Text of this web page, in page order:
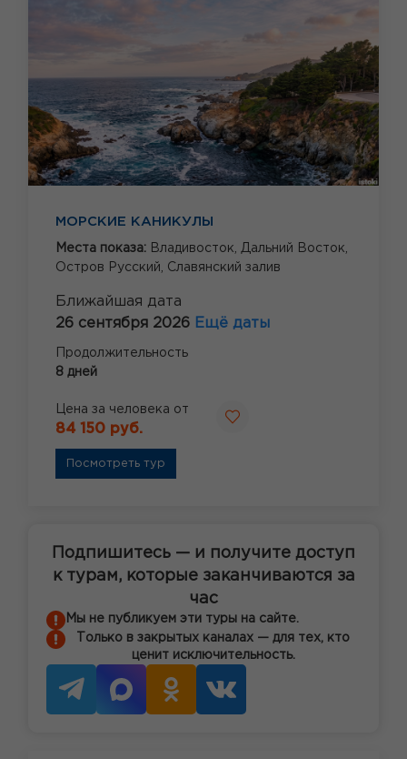
МОРСКИЕ КАНИКУЛЫ
Места показа: Владивосток, Дальний Восток,
Остров Русский, Славянский залив
Ближайшая дата
26 сентября 2026 Ещё даты
Продолжительность
8 дней
Цена за человека от
84 150 руб.
Посмотреть тур
Подпишитесь — и получите доступ
к турам, которые заканчиваются за
час
Мы не публикуем эти туры на сайте.
Только в закрытых каналах — для тех, кто
ценит исключительность.